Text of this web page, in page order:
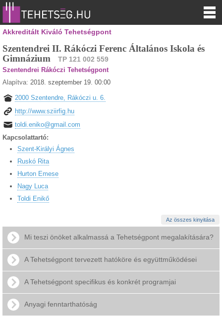
Akkreditált Kiváló Tehetségpont
Szentendrei II. Rákóczi Ferenc Általános Iskola és
Gimnázium
TP 121 002 559
Szentendrei Rákóczi Tehetségpont
Alapítva: 2018. szeptember 19. 00:00
2000 Szentendre, Rákóczi u. 6.
http://www.sziirfig.hu
toldi.eniko@gmail.com
Kapcsolattartó:
Szent-Királyi Ágnes
Ruskó Rita
Hurton Emese
Nagy Luca
Toldi Enikő
Az összes kinyitása
Mi teszi önöket alkalmassá a Tehetségpont megalakítására?
A Tehetségpont tervezett hatóköre és együttműködései
A Tehetségpont specifikus és konkrét programjai
Anyagi fenntarthatóság